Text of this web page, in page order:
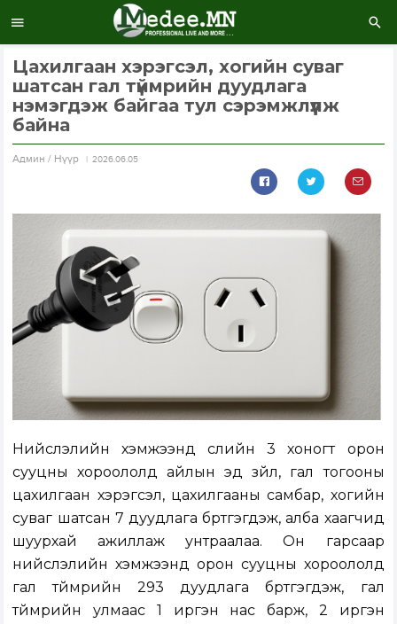
Цахилгаан хэрэгсэл, хогийн суваг
шатсан гал түймрийн дуудлага
нэмэгдэж байгаа тул сэрэмжлүүлж
байна
Aдмин / Нүүр 2026.06.05
Нийслэлийн хэмжээнд сүүлийн 3 хоногт орон
сууцны хороололд айлын эд зүйл, гал тогооны
цахилгаан хэрэгсэл, цахилгааны самбар, хогийн
суваг шатсан 7 дуудлага бүртгэгдэж, алба хаагчид
шуурхай ажиллаж унтраалаа. Он гарсаар
нийслэлийн хэмжээнд орон сууцны хороололд
гал түймрийн 293 дуудлага бүртгэгдэж, гал
түймрийн улмаас 1 иргэн нас барж, 2 иргэн